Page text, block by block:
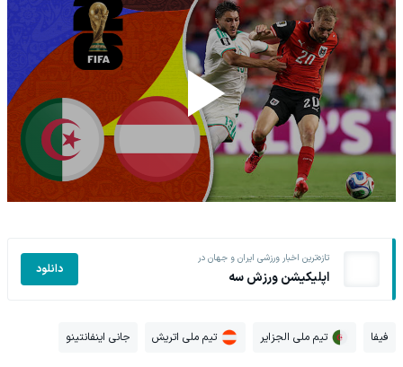
تازه‌ترین اخبار ورزشی ایران و جهان در
اپلیکیشن ورزش سه دانلود
فیفا تیم ملی الجزایر تیم ملی اتریش جانی اینفانتینو